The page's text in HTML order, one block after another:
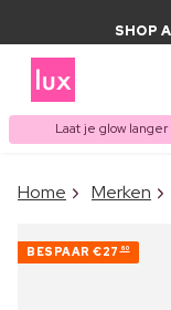
SHOP
Laat je glow
ITEM
Home Merken
BESPAAR €27 60